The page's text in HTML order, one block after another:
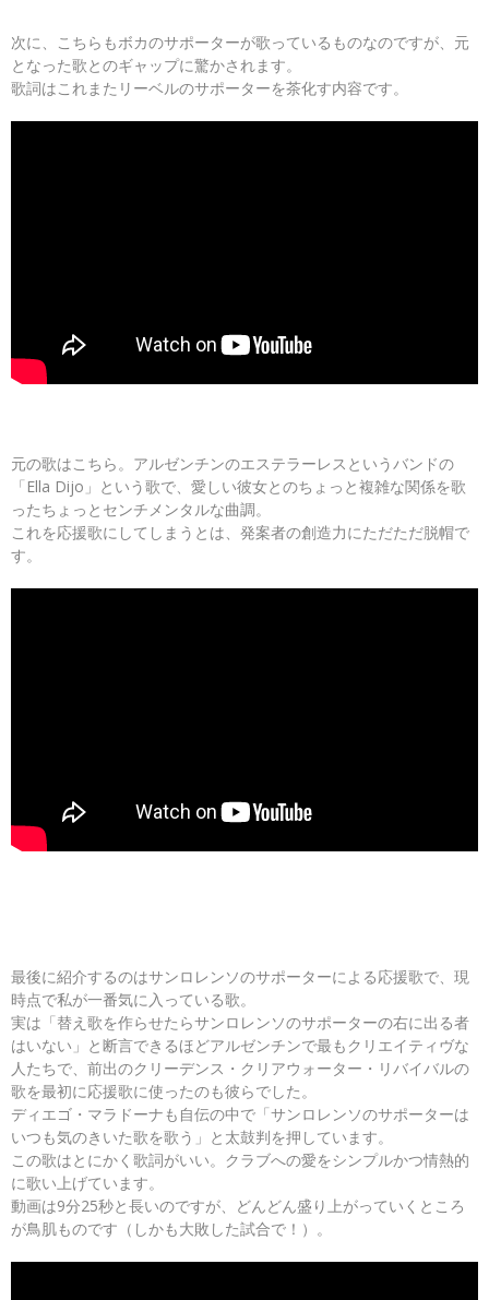
次に、こちらもボカのサポーターが歌っているものなのですが、元
となった歌とのギャップに驚かされます。
歌詞はこれまたリーベルのサポーターを茶化す内容です。
元の歌はこちら。アルゼンチンのエステラーレスというバンドの
「Ella Dijo」という歌で、愛しい彼女とのちょっと複雑な関係を歌
ったちょっとセンチメンタルな曲調。
これを応援歌にしてしまうとは、発案者の創造力にただただ脱帽で
す。
最後に紹介するのはサンロレンソのサポーターによる応援歌で、現
時点で私が一番気に入っている歌。
実は「替え歌を作らせたらサンロレンソのサポーターの右に出る者
はいない」と断言できるほどアルゼンチンで最もクリエイティヴな
人たちで、前出のクリーデンス・クリアウォーター・リバイバルの
歌を最初に応援歌に使ったのも彼らでした。
ディエゴ・マラドーナも自伝の中で「サンロレンソのサポーターは
いつも気のきいた歌を歌う」と太鼓判を押しています。
この歌はとにかく歌詞がいい。クラブへの愛をシンプルかつ情熱的
に歌い上げています。
動画は9分25秒と長いのですが、どんどん盛り上がっていくところ
が鳥肌ものです（しかも大敗した試合で！）。